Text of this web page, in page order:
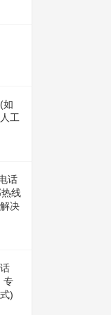
如
工
话
线
决
专
)